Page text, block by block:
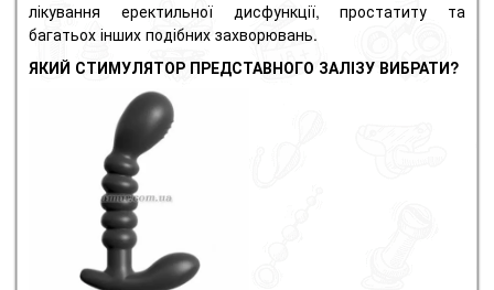
лікування еректильної дисфункції, простатиту та
багатьох інших подібних захворювань.
ЯКИЙ СТИМУЛЯТОР ПРЕДСТАВНОГО ЗАЛІЗУ ВИБРАТИ?